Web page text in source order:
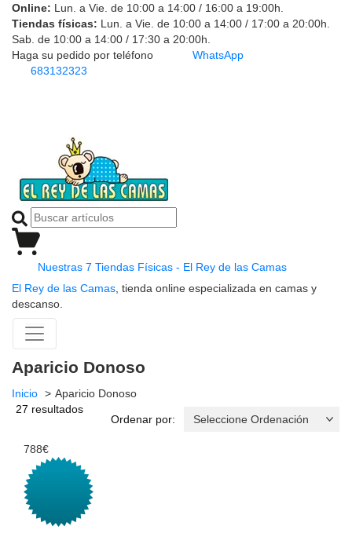
Online: Lun. a Vie. de 10:00 a 14:00 / 16:00 a 19:00h.
Tiendas físicas: Lun. a Vie. de 10:00 a 14:00 / 17:00 a 20:00h.
Sab. de 10:00 a 14:00 / 17:30 a 20:00h.
Haga su pedido por teléfono
683132323
WhatsApp
Nuestras 7 Tiendas Físicas - El Rey de las Camas
El Rey de las Camas , tienda online especializada en camas y
descanso.
Aparicio Donoso
Inicio
Aparicio Donoso
27 resultados
Ordenar por:
788€